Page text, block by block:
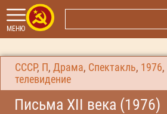
МЕНЮ
СССР, П , Драма, Спектакль, 1976,
телевидение
Письма XII века (1976)